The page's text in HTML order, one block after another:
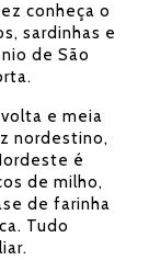
conheça o
sardinhas e
de São
e meia
nordestino,
é
de milho,
de farinha
Tudo